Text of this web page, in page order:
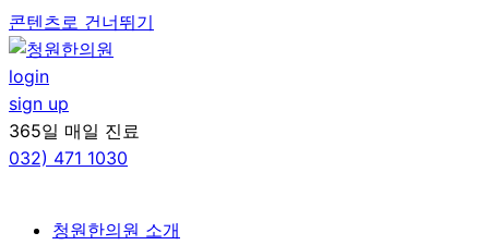
콘텐츠로 건너뛰기
login
sign up
365일 매일 진료
032) 471 1030
청원한의원 소개